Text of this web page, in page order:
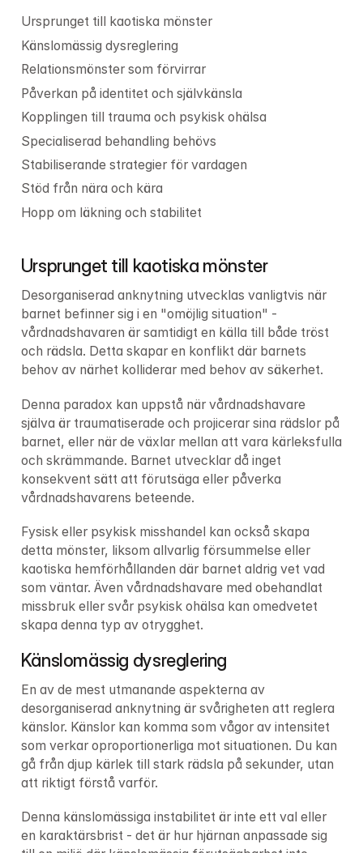
Ursprunget till kaotiska mönster
Desorganiserad anknytning utvecklas vanligtvis när
barnet befinner sig i en "omöjlig situation" -
vårdnadshavaren är samtidigt en källa till både tröst
och rädsla. Detta skapar en konflikt där barnets
behov av närhet kolliderar med behov av säkerhet.
Denna paradox kan uppstå när vårdnadshavare
själva är traumatiserade och projicerar sina rädslor på
barnet, eller när de växlar mellan att vara kärleksfulla
och skrämmande. Barnet utvecklar då inget
konsekvent sätt att förutsäga eller påverka
vårdnadshavarens beteende.
Fysisk eller psykisk misshandel kan också skapa
detta mönster, liksom allvarlig försummelse eller
kaotiska hemförhållanden där barnet aldrig vet vad
som väntar. Även vårdnadshavare med obehandlat
missbruk eller svår psykisk ohälsa kan omedvetet
skapa denna typ av otrygghet.
Känslomässig dysreglering
En av de mest utmanande aspekterna av
desorganiserad anknytning är svårigheten att reglera
känslor. Känslor kan komma som vågor av intensitet
som verkar oproportionerliga mot situationen. Du kan
gå från djup kärlek till stark rädsla på sekunder, utan
att riktigt förstå varför.
Denna känslomässiga instabilitet är inte ett val eller
en karaktärsbrist - det är hur hjärnan anpassade sig
Ursprunget till kaotiska mönster
Känslomässig dysreglering
Relationsmönster som förvirrar
Påverkan på identitet och självkänsla
Kopplingen till trauma och psykisk ohälsa
Specialiserad behandling behövs
Stabiliserande strategier för vardagen
Stöd från nära och kära
Hopp om läkning och stabilitet